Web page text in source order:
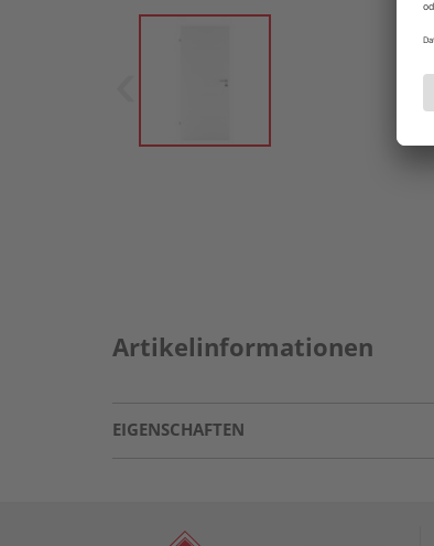
Artikelinformationen
EIGENSCHAFTEN